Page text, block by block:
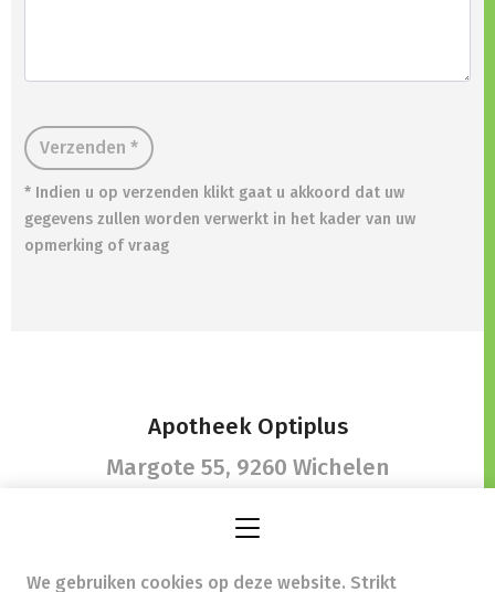
Verzenden *
* Indien u op verzenden klikt gaat u akkoord dat uw
gegevens zullen worden verwerkt in het kader van uw
opmerking of vraag
Apotheek Optiplus
Margote 55, 9260 Wichelen
We gebruiken cookies op deze website. Strikt